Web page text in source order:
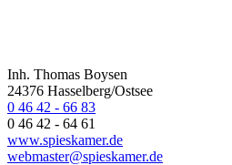
Inh. Thomas Boysen
24376 Hasselberg/Ostsee
0 46 42 - 66 83
0 46 42 - 64 61
www.spieskamer.de
webmaster@spieskamer.de